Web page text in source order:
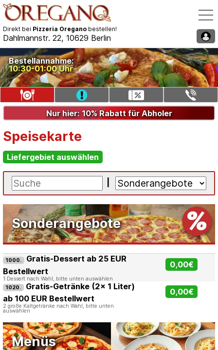
Direkt bei Pizzeria Oregano bestellen!
Dahlmannstr. 22, 10629 Berlin
Speisekarte / Bestellen
Liefergebiet auswählen
Gutschein eingeben
Telefon: 030/35521340
Bestellannahme:
10:30-01:00 Uhr
Nur hier: 10% Rabatt für Abholer
Speisekarte
Liefergebiet auswählen
Sonderangebote
1000. Gratis-Dessert ab 25 EUR
Bestellwert
1 Dessert nach Wahl, bitte unten auswählen
0,00€
1020. Gratis-Getränke (2x 1 Liter)
ab 100 EUR Bestellwert
2 große Kaltgetränke nach Wahl, bitte unten
auswählen
0,00€
Menüs